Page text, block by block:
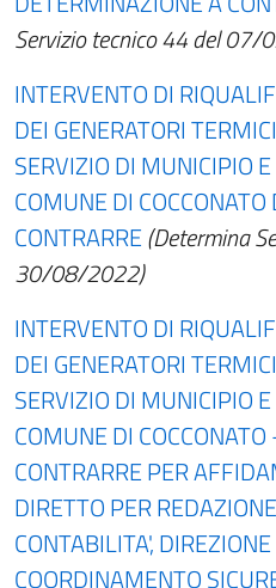
Servizio tecnico 44 del
INTERVENTO DI
DEI GENERATORI
SERVIZIO DI MUNICIPIO
COMUNE DI
CONTRARRE(Determina
30/08/2022)
INTERVENTO DI
DEI GENERATORI
SERVIZIO DI MUNICIPIO
COMUNE DI
CONTRARRE PER
DIRETTO PER
CONTABILITA',
COORDINAMENTO